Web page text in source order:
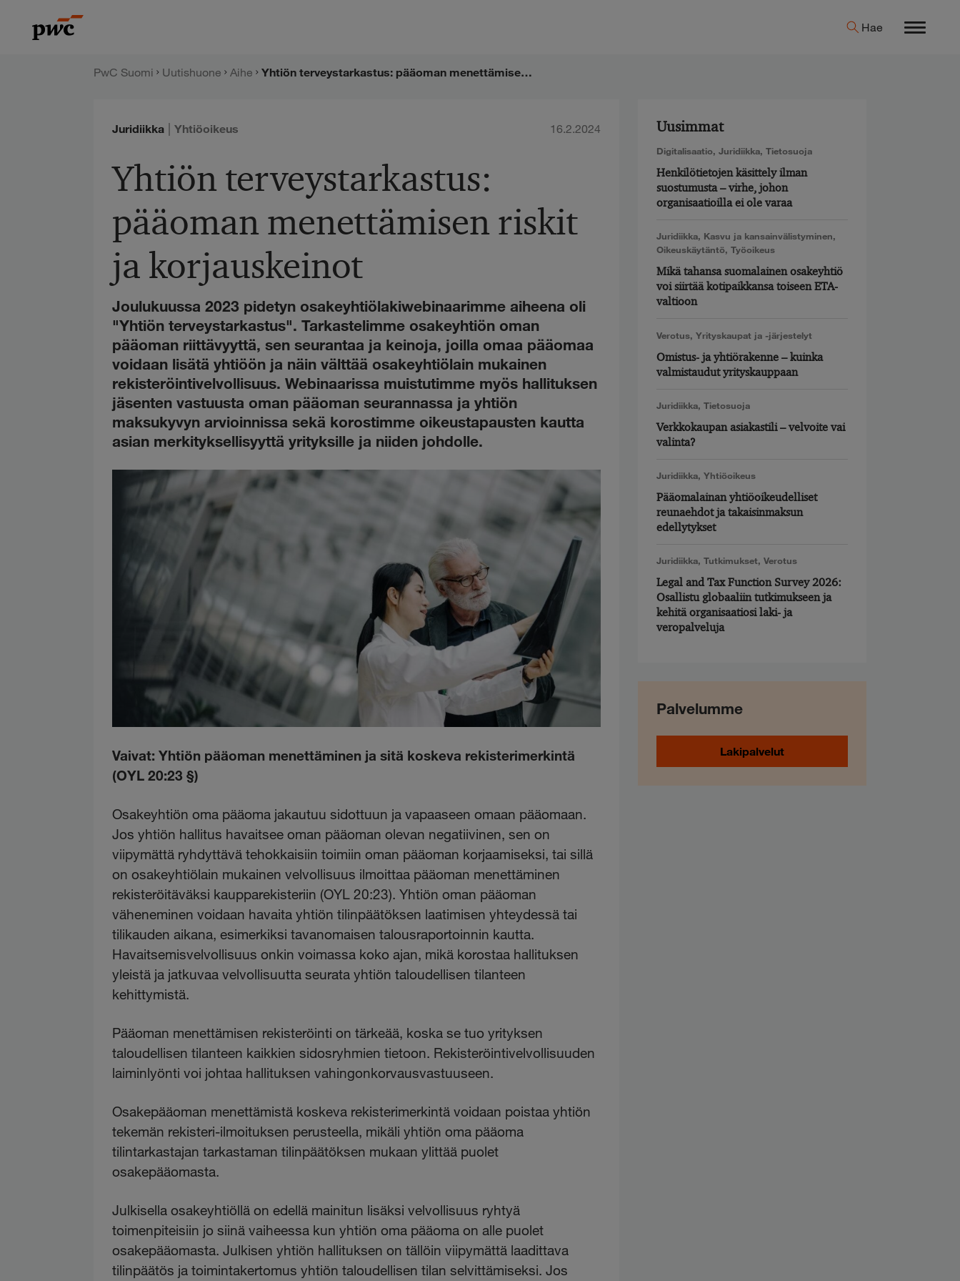
sisältöön
PwC:n
Hae Menu
PwC Suomi Uutishuone Aihe Yhtiön terveystarkastus: pääoman menettämisen riskit ja korjauskeinot
Juridiikka | Yhtiöoikeus 16.2.2024
Yhtiön terveystarkastus:
pääoman menettämisen riskit
ja korjauskeinot
Joulukuussa 2023 pidetyn osakeyhtiölakiwebinaarimme aiheena oli
"Yhtiön terveystarkastus". Tarkastelimme osakeyhtiön oman
pääoman riittävyyttä, sen seurantaa ja keinoja, joilla omaa pääomaa
voidaan lisätä yhtiöön ja näin välttää osakeyhtiölain mukainen
rekisteröintivelvollisuus. Webinaarissa muistutimme myös hallituksen
jäsenten vastuusta oman pääoman seurannassa ja yhtiön
maksukyvyn arvioinnissa sekä korostimme oikeustapausten kautta
asian merkityksellisyyttä yrityksille ja niiden johdolle.
Vaivat: Yhtiön pääoman menettäminen ja sitä koskeva rekisterimerkintä
(OYL 20:23 §)
Osakeyhtiön oma pääoma jakautuu sidottuun ja vapaaseen omaan pääomaan.
Jos yhtiön hallitus havaitsee oman pääoman olevan negatiivinen, sen on
viipymättä ryhdyttävä tehokkaisiin toimiin oman pääoman korjaamiseksi, tai sillä
on osakeyhtiölain mukainen velvollisuus ilmoittaa pääoman menettäminen
rekisteröitäväksi kaupparekisteriin (OYL 20:23). Yhtiön oman pääoman
väheneminen voidaan havaita yhtiön tilinpäätöksen laatimisen yhteydessä tai
tilikauden aikana, esimerkiksi tavanomaisen talousraportoinnin kautta.
Havaitsemisvelvollisuus onkin voimassa koko ajan, mikä korostaa hallituksen
yleistä ja jatkuvaa velvollisuutta seurata yhtiön taloudellisen tilanteen
kehittymistä.
Pääoman menettämisen rekisteröinti on tärkeää, koska se tuo yrityksen
taloudellisen tilanteen kaikkien sidosryhmien tietoon. Rekisteröintivelvollisuuden
laiminlyönti voi johtaa hallituksen vahingonkorvausvastuuseen.
Osakepääoman menettämistä koskeva rekisterimerkintä voidaan poistaa yhtiön
tekemän rekisteri-ilmoituksen perusteella, mikäli yhtiön oma pääoma
tilintarkastajan tarkastaman tilinpäätöksen mukaan ylittää puolet
osakepääomasta.
Julkisella osakeyhtiöllä on edellä mainitun lisäksi velvollisuus ryhtyä
toimenpiteisiin jo siinä vaiheessa kun yhtiön oma pääoma on alle puolet
osakepääomasta. Julkisen yhtiön hallituksen on tällöin viipymättä laadittava
tilinpäätös ja toimintakertomus yhtiön taloudellisen tilan selvittämiseksi. Jos
Uusimmat
Digitalisaatio,Juridiikka,Tietosuoja
Henkilötietojen käsittely ilman
suostumusta – virhe, johon
organisaatioilla ei ole varaa
Juridiikka, Kasvu ja kansainvälistyminen,
Oikeuskäytäntö,Työoikeus
Mikä tahansa suomalainen osakeyhtiö
voi siirtää kotipaikkansa toiseen ETA-
valtioon
Verotus,Yrityskaupat ja -järjestelyt
Omistus- ja yhtiörakenne – kuinka
valmistaudut yrityskauppaan
Juridiikka,Tietosuoja
Verkkokaupan asiakastili – velvoite vai
valinta?
Juridiikka,Yhtiöoikeus
Pääomalainan yhtiöoikeudelliset
reunaehdot ja takaisinmaksun
edellytykset
Juridiikka,Tutkimukset,Verotus
Legal and Tax Function Survey 2026:
Osallistu globaaliin tutkimukseen ja
kehitä organisaatiosi laki- ja
veropalveluja
Palvelumme
Lakipalvelut